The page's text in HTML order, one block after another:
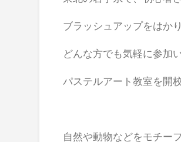
ブラッシュアップをはか
どんな方でも気軽に参加
パステルアート教室を開
自然や動物などをモチー